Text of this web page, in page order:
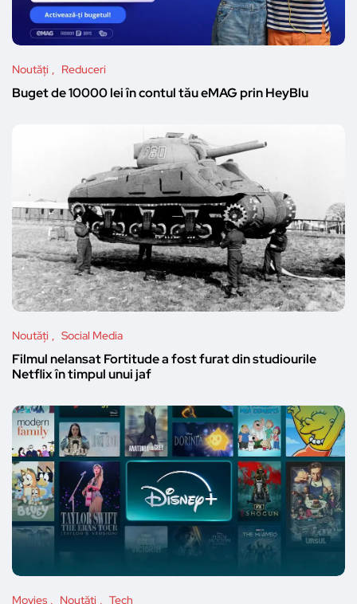
Noutăți Reduceri
Buget de 10000 lei în contul tău eMAG prin HeyBlu
Noutăți Social Media
Filmul nelansat Fortitude a fost furat din studiourile
Netflix în timpul unui jaf
Movies Noutăți Tech